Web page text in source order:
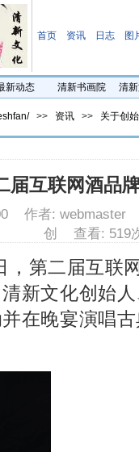
首页 资讯 日志 图
新动态 清新书画院 清
>> 资讯 >> 关于创
届互联网酒品
作者: webmaster
创 查看: 519
第二届互联
新文化创始
在晚宴演唱